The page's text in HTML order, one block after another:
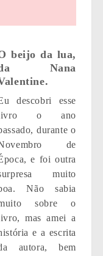
beijo da lua,
Nana
descobri esse
o ano
durante o
de
e foi outra
muito
Não sabia
sobre o
mas amei a
e a escrita
autora, bem